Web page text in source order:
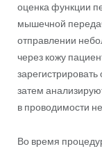
оценка функции
мышечной
отправлении
через кожу
затем
в проводимости
Во время